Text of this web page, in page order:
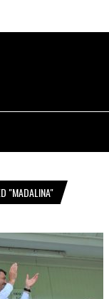
"MADALINA"